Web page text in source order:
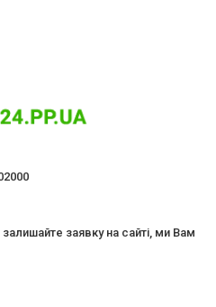
залишайте заявку на сайті, ми Вам